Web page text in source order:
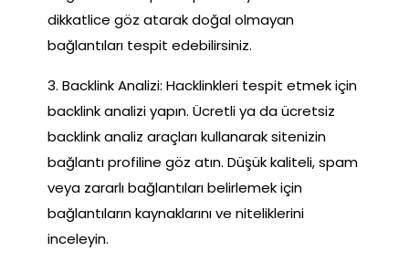
dikkatlice göz atarak doğal olmayan
bağlantıları tespit edebilirsiniz.
3. Backlink Analizi: Hacklinkleri tespit etmek için
backlink analizi yapın. Ücretli ya da ücretsiz
backlink analiz araçları kullanarak sitenizin
bağlantı profiline göz atın. Düşük kaliteli, spam
veya zararlı bağlantıları belirlemek için
bağlantıların kaynaklarını ve niteliklerini
inceleyin.